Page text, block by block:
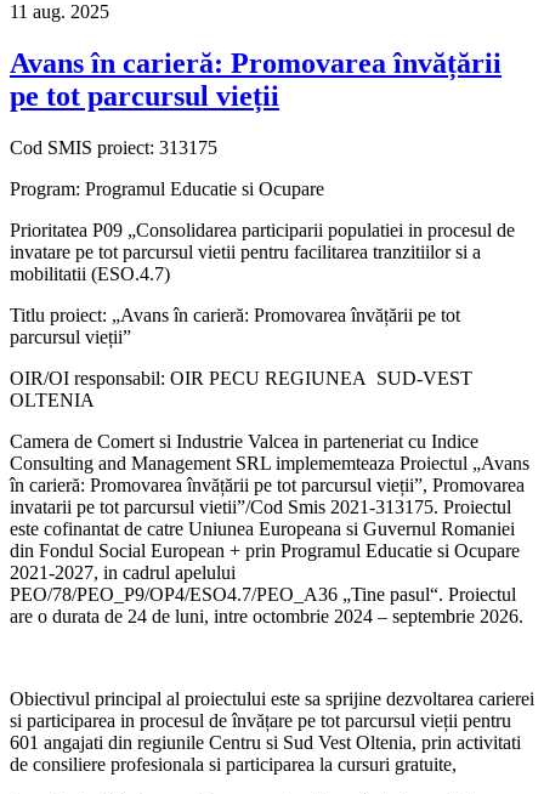
11 aug. 2025
Avans în carieră: Promovarea învățării
pe tot parcursul vieții
Cod SMIS proiect: 313175
Program: Programul Educatie si Ocupare
Prioritatea P09 „Consolidarea participarii populatiei in procesul de
invatare pe tot parcursul vietii pentru facilitarea tranzitiilor si a
mobilitatii (ESO.4.7)
Titlu proiect: „Avans în carieră: Promovarea învățării pe tot
parcursul vieții”
OIR/OI responsabil: OIR PECU REGIUNEA SUD-VEST
OLTENIA
Camera de Comert si Industrie Valcea in parteneriat cu Indice
Consulting and Management SRL implememteaza Proiectul „Avans
în carieră: Promovarea învățării pe tot parcursul vieții”, Promovarea
invatarii pe tot parcursul vietii”/Cod Smis 2021-313175. Proiectul
este cofinantat de catre Uniunea Europeana si Guvernul Romaniei
din Fondul Social European + prin Programul Educatie si Ocupare
2021-2027, in cadrul apelului
PEO/78/PEO_P9/OP4/ESO4.7/PEO_A36 „Tine pasul“. Proiectul
are o durata de 24 de luni, intre octombrie 2024 – septembrie 2026.
Obiectivul principal al proiectului este sa sprijine dezvoltarea carierei
si participarea in procesul de învățare pe tot parcursul vieții pentru
601 angajati din regiunile Centru si Sud Vest Oltenia, prin activitati
de consiliere profesionala si participarea la cursuri gratuite,